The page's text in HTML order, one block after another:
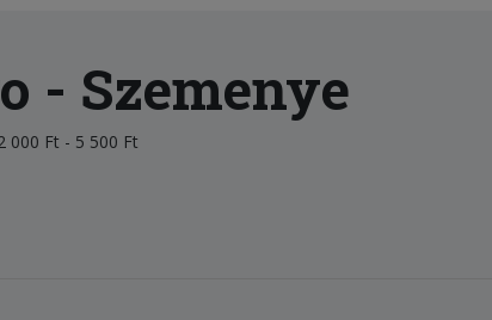
- Szemenye
000 Ft - 5 500 Ft